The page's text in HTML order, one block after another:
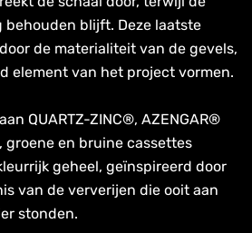
behouden blijft. Deze laatste
de materialiteit van de gevels,
element van het project vormen.
QUARTZ-ZINC®, AZENGAR®
groene en bruine cassettes
geheel, geïnspireerd door
van de ververijen die ooit aan
stonden.